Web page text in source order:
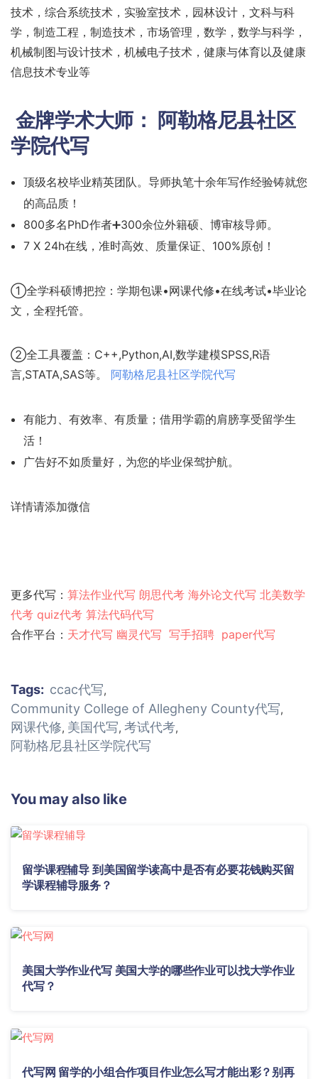
技术，综合系统技术，实验室技术，园林设计，文科与科
学，制造工程，制造技术，市场管理，数学，数学与科学，
机械制图与设计技术，机械电子技术，健康与体育以及健康
信息技术专业等
金牌学术大师： 阿勒格尼县社区
学院代写
顶级名校毕业精英团队。导师执笔十余年写作经验铸就您
的高品质！
800多名PhD作者➕300余位外籍硕、博审核导师。
7 X 24h在线，准时高效、质量保证、100%原创！
①全学科硕博把控：学期包课•网课代修•在线考试•毕业论
文，全程托管。
②全工具覆盖：C++,Python,AI,数学建模SPSS,R语
言,STATA,SAS等。 阿勒格尼县社区学院代写
有能力、有效率、有质量；借用学霸的肩膀享受留学生
活！
广告好不如质量好，为您的毕业保驾护航。
详情请添加微信
更多代写： 算法作业代写 朗思代考 海外论文代写 北美数学
代考 quiz代考 算法代码代写
合作平台： 天才代写 幽灵代写 写手招聘 paper代写
Tags: ccac代写,
Community College of Allegheny County代写,
网课代修, 美国代写, 考试代考,
阿勒格尼县社区学院代写
You may also like
留学课程辅导 到美国留学读高中是否有必要花钱购买留
学课程辅导服务？
美国大学作业代写 美国大学的哪些作业可以找大学作业
代写？
代写网 留学的小组合作项目作业怎么写才能出彩？别再